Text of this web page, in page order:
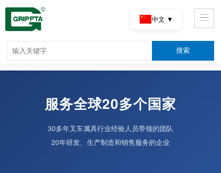
中文 ▼
服务全球20多个国家
30多年叉车属具行业经验人员带领的团队
20年研发、生产制造和销售服务的企业